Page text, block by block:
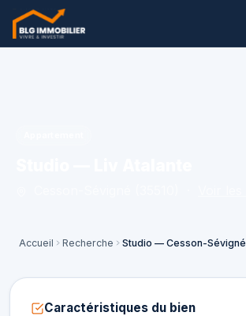
Accueil Recherche Studio — Cesson-Sévigné
Caractéristiques du bien